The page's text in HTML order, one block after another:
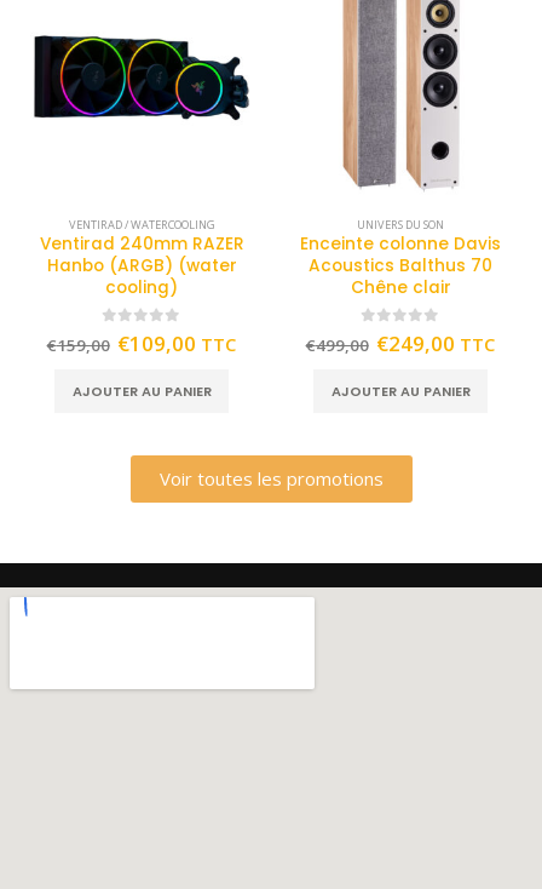
VENTIRAD / WATERCOOLING
Ventirad 240mm RAZER
Hanbo (ARGB) (water
cooling)
out of 5
€159,00 €109,00 TTC
AJOUTER AU PANIER
UNIVERS DU SON
Enceinte colonne Davis
Acoustics Balthus 70
Chêne clair
out of 5
€499,00 €249,00 TTC
AJOUTER AU PANIER
Voir toutes les promotions